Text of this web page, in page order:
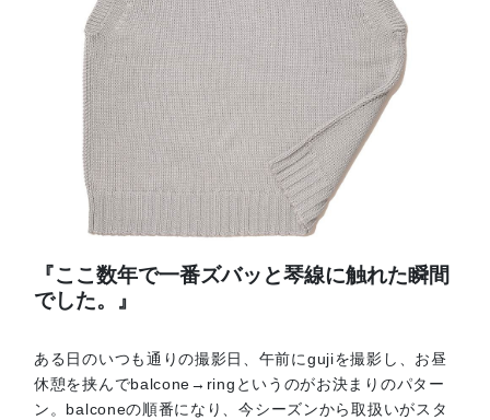
『ここ数年で一番ズバッと琴線に触れた瞬間
でした。』
ある日のいつも通りの撮影日、午前にgujiを撮影し、お昼
休憩を挟んでbalcone→ringというのがお決まりのパター
ン。balconeの順番になり、今シーズンから取扱いがスタ